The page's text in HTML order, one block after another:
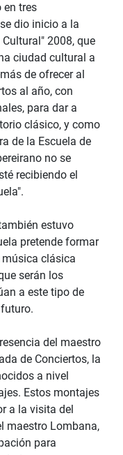
en tres
dio inicio a la
2008, que
ciudad cultural a
de ofrecer al
al año, con
para dar a
clásico, y como
de la Escuela de
no se
recibiendo el
estuvo
pretende formar
clásica
serán los
a este tipo de
del maestro
de Conciertos, la
a nivel
Estos montajes
a la visita del
maestro Lombana,
para